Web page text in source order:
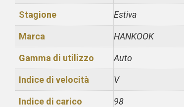
Stagione Estiva
Marca HANKOOK
Gamma di utilizzo Auto
Indice di velocità V
Indice di carico 98